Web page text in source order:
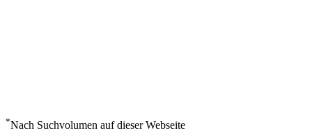
*Nach Suchvolumen auf dieser Webseite